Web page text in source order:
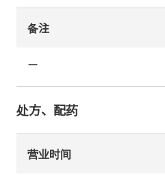
备注
ー
处方、配药
营业时间